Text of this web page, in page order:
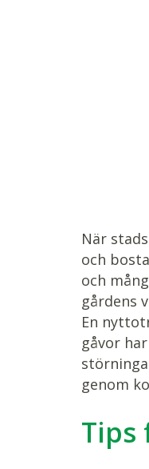
När
och
och
gårdens
En
gåvor
genom
Tips